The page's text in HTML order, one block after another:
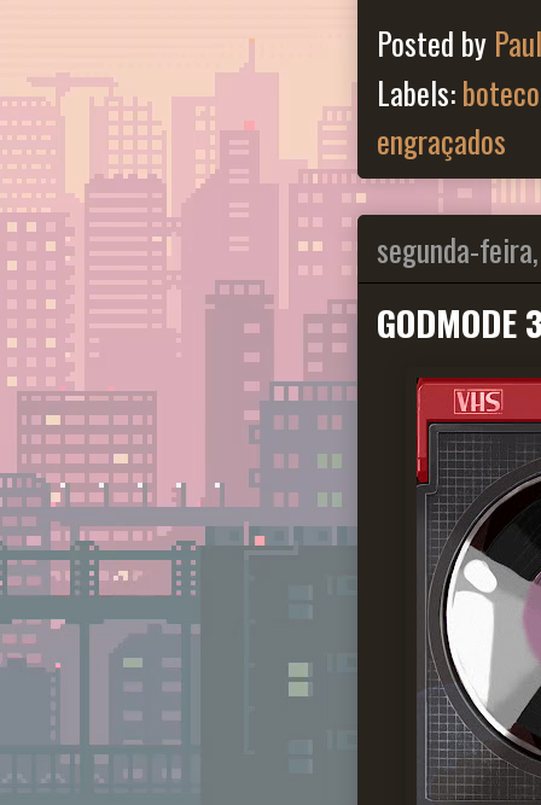
Posted by
Labels:boteco
engraçados
segunda-